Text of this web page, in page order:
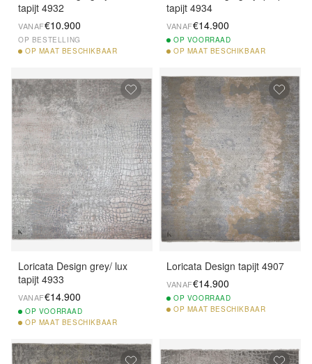
tapijt 4932
VANAF€10.900
OP BESTELLING
OP MAAT BESCHIKBAAR
tapijt 4934
VANAF€14.900
OP VOORRAAD
OP MAAT BESCHIKBAAR
Loricata Design grey/ lux
tapijt 4933
VANAF€14.900
OP VOORRAAD
OP MAAT BESCHIKBAAR
Loricata Design tapijt 4907
VANAF€14.900
OP VOORRAAD
OP MAAT BESCHIKBAAR